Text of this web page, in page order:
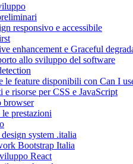
responsivo e accessibile
enhancement e Graceful
allo sviluppo del software
le feature disponibili con Can I
e risorse per CSS e JavaScript
browser
prestazioni
system .italia
Bootstrap Italia
React